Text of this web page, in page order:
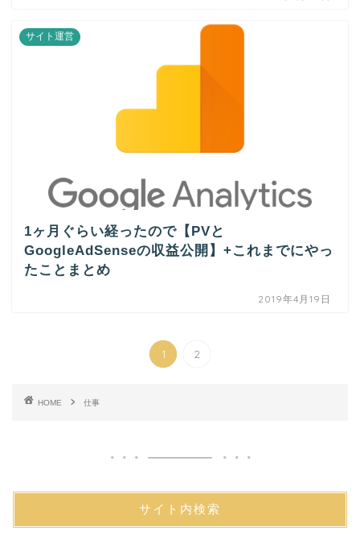
サイト運営
1ヶ月ぐらい経ったので【PVと
GoogleAdSenseの収益公開】+これまでにやっ
たことまとめ
2019年4月19日
1 2
HOME 仕事
サイト内検索